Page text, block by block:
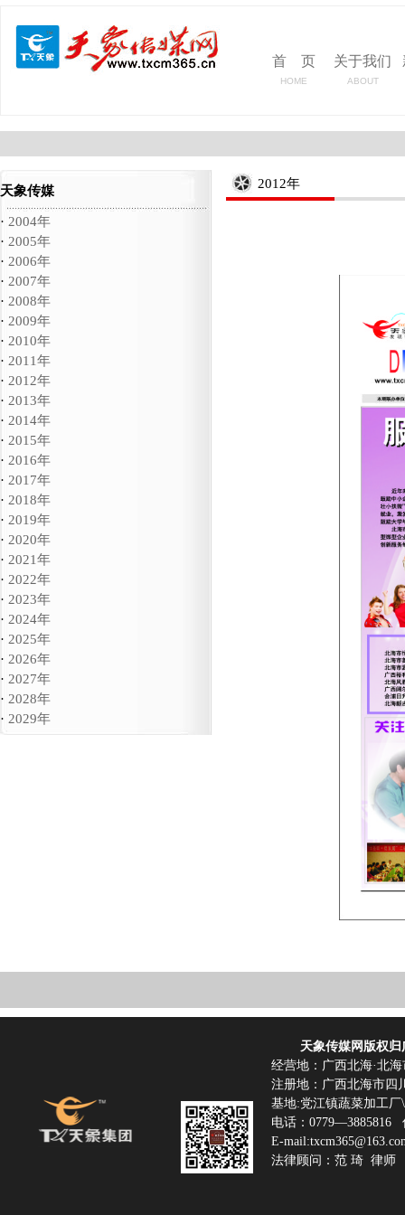
首 页
HOME
关于我们
ABOUT
天象传媒
· 2004年
· 2005年
· 2006年
· 2007年
· 2008年
· 2009年
· 2010年
· 2011年
· 2012年
· 2013年
· 2014年
· 2015年
· 2016年
· 2017年
· 2018年
· 2019年
· 2020年
· 2021年
· 2022年
· 2023年
· 2024年
· 2025年
· 2026年
· 2027年
· 2028年
· 2029年
2012年
天象传媒网版权归
经营地：广西北海·北
注册地：广西北海市四
基地:党江镇蔬菜加工
电话：0779—3885816
E-
法律顾问：范 琦 律师